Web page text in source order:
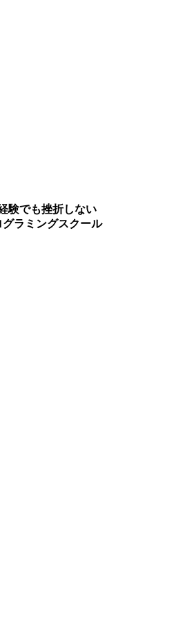
験でも挫折しない
グラミングスクール